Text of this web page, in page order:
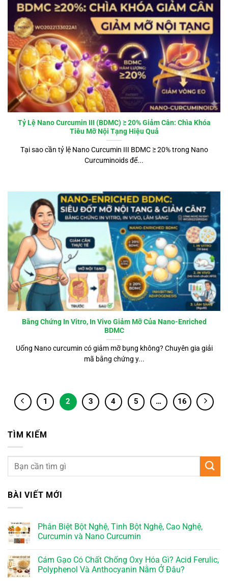
Tỷ Lệ Nano Curcumin III (BDMC) ≥ 20% Giảm Cân: Chìa Khóa
Tiêu Mỡ Nội Tạng Hiệu Quả
Tại sao cần tỷ lệ Nano Curcumin III BDMC ≥ 20% trong Nano
Curcuminoids để...
Bằng Chứng In Vitro, In Vivo Giảm Mỡ Của Nano-Enriched
BDMC
Uống Nano curcumin có giảm mỡ bụng không? Chuyên gia giải
mã bằng chứng y...
1 2 3 4 5 … 16
TÌM KIẾM
BÀI VIẾT MỚI
Phân Biệt Bột Nghệ, Tinh Bột Nghệ, Cao Nghệ,
Curcumin và Nano Curcumin
Cám Gạo Có Chất Chống Oxy Hóa Gì? Acid Ferulic,
Polyphenol Và Anthocyanin Nằm Ở Đâu?